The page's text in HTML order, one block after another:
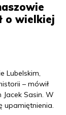
o wielkiej
Lubelskim,
– mówił
Sasin. W
upamiętnienia.